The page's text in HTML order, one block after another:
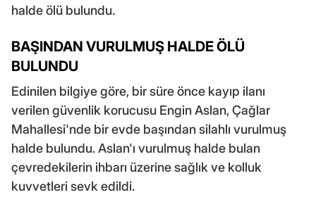
halde ölü bulundu.
BAŞINDAN VURULMUŞ HALDE ÖLÜ
BULUNDU
Edinilen bilgiye göre, bir süre önce kayıp ilanı
verilen güvenlik korucusu Engin Aslan, Çağlar
Mahallesi'nde bir evde başından silahlı vurulmuş
halde bulundu. Aslan'ı vurulmuş halde bulan
çevredekilerin ihbarı üzerine sağlık ve kolluk
kuvvetleri sevk edildi.